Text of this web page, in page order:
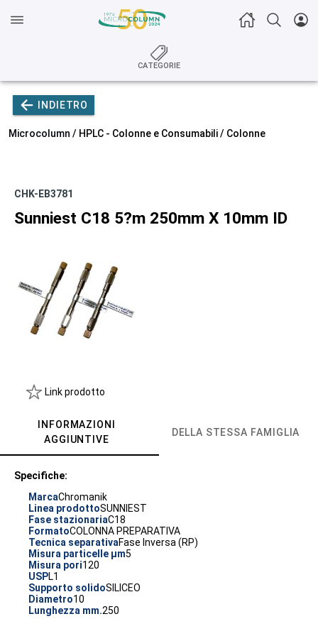
CATEGORIE
INDIETRO
Microcolumn / HPLC - Colonne e Consumabili/ Colonne
CHK-EB3781
Sunniest C18 5?m 250mm X 10mm ID
Link prodotto
INFORMAZIONI
AGGIUNTIVE
DELLA STESSA FAMIGLIA
Specifiche:
MarcaChromanik
Linea prodottoSUNNIEST
Fase stazionariaC18
FormatoCOLONNA PREPARATIVA
Tecnica separativaFase Inversa (RP)
Misura particelle µm5
Misura pori120
USPL1
Supporto solidoSILICEO
Diametro10
Lunghezza mm.250